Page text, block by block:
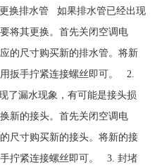
换排水管 如果排水管已经出现
将其更换。首先关闭空调电
的尺寸购买新的排水管。将新
扳手拧紧连接螺丝即可。 2.
了漏水现象，有可能是接头损
新的接头。首先关闭空调电
尺寸购买新的接头。将新的接
拧紧连接螺丝即可。 3. 封堵